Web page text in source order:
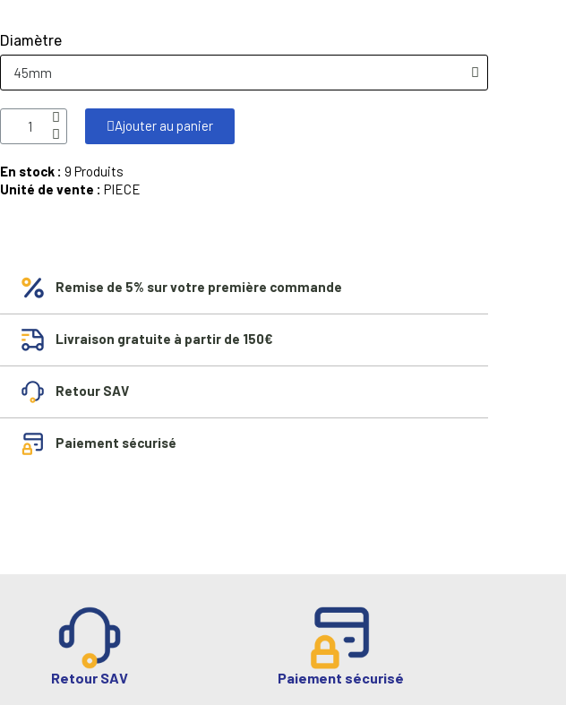
Diamètre
Ajouter au panier
En stock : 9 Produits
Unité de vente : PIECE
Remise de 5% sur votre première commande
Livraison gratuite à partir de 150€
Retour SAV
Paiement sécurisé
Retour SAV Paiement sécurisé